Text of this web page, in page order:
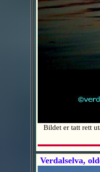
Bildet er tatt rett
Verdalselva,